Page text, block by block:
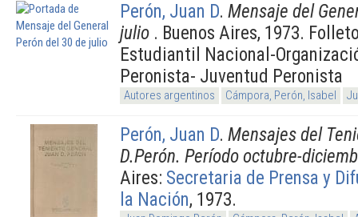
Perón, Juan D. Mensaje del
julio . Buenos Aires, 1973.
Estudiantil Nacional-
Peronista- Juventud Peronista
Autores argentinos Cámpora, Perón, Isabel
Perón, Juan D. Mensajes del
D.Perón. Período octubre-
Aires: Secretaria de Prensa y
la Nación, 1973.